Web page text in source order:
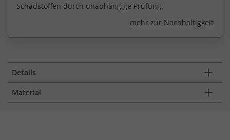
Schadstoffen durch unabhängige Prüfung.
mehr zur Nachhaltigkeit
Details
Material